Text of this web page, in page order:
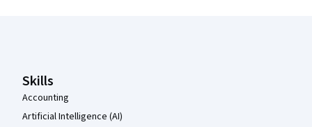
Skills
Accounting
Artificial Intelligence (AI)